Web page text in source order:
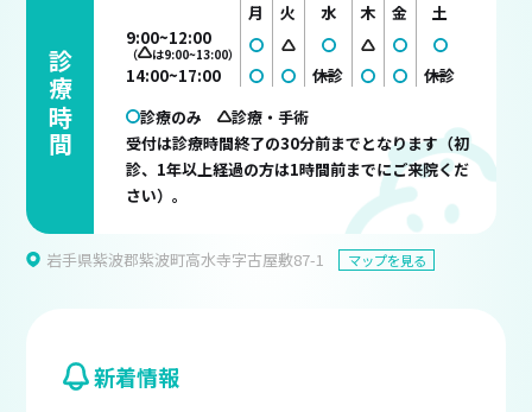
診療時間
月 火 水 木 金
土
9:00~12:00
（ は9:00~13:00）
14:00~17:00 休診
休診
診療のみ
診療・手術
受付は診療時間終了の30分前までとなります（初
診、1年以上経過の方は1時間前までにご来院くだ
さい）。
岩手県紫波郡紫波町高水寺字古屋敷87-1 マップを見る
新着情報